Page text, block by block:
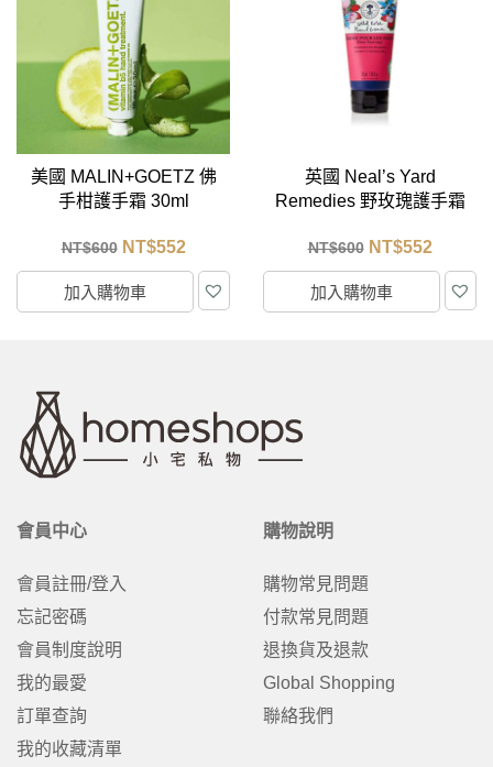
美國 MALIN+GOETZ 佛
手柑護手霜 30ml
NT$600 NT$552
加入購物車
英國 Neal’s Yard
Remedies 野玫瑰護手霜
NT$600 NT$552
加入購物車
會員中心
會員註冊/登入
忘記密碼
會員制度說明
我的最愛
訂單查詢
我的收藏清單
購物說明
購物常見問題
付款常見問題
退換貨及退款
Global Shopping
聯絡我們